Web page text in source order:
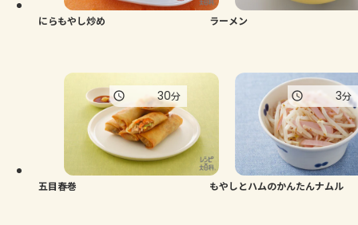
にらもやし炒め ラーメン
五目春巻
30分
もやしとハムのかんたんナムル
3分